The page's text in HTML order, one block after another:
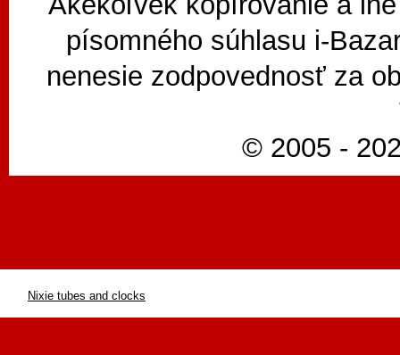
písomného súhlasu i-
nenesie zodpovednosť za
© 2005 -
Nixie tubes and clocks